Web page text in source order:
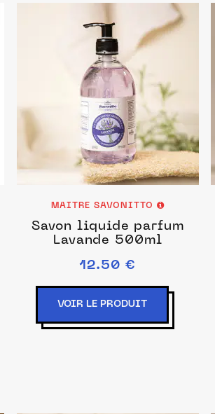
MAITRE SAVONITTO
Savon liquide parfum
Lavande 500ml
12.50 €
VOIR LE PRODUIT